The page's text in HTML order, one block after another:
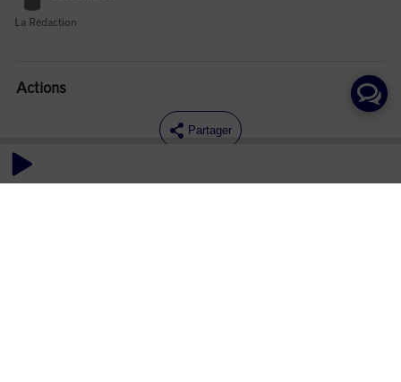
La Rédaction
Actions
Partager
Commentaires